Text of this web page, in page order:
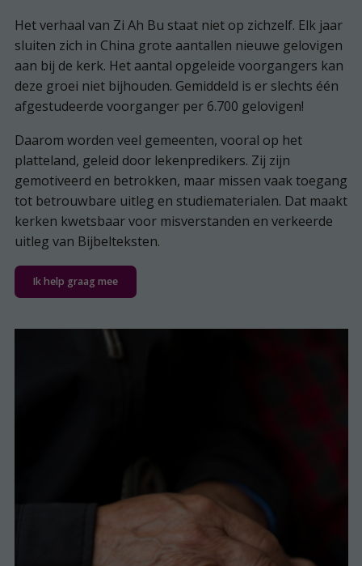
Het verhaal van Zi Ah Bu staat niet op zichzelf. Elk jaar
sluiten zich in China grote aantallen nieuwe gelovigen
aan bij de kerk. Het aantal opgeleide voorgangers kan
deze groei niet bijhouden. Gemiddeld is er slechts één
afgestudeerde voorganger per 6.700 gelovigen!
Daarom worden veel gemeenten, vooral op het
platteland, geleid door lekenpredikers. Zij zijn
gemotiveerd en betrokken, maar missen vaak toegang
tot betrouwbare uitleg en studiematerialen. Dat maakt
kerken kwetsbaar voor misverstanden en verkeerde
uitleg van Bijbelteksten.
Ik help graag mee